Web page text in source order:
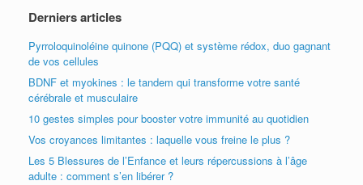
Derniers articles
Pyrroloquinoléine quinone (PQQ) et système rédox, duo gagnant
de vos cellules
BDNF et myokines : le tandem qui transforme votre santé
cérébrale et musculaire
10 gestes simples pour booster votre immunité au quotidien
Vos croyances limitantes : laquelle vous freine le plus ?
Les 5 Blessures de l’Enfance et leurs répercussions à l’âge
adulte : comment s’en libérer ?